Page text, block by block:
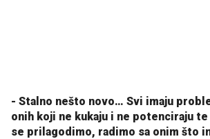
- Stalno nešto novo… Svi imaju
onih koji ne kukaju i ne potenciraju
se prilagodimo, radimo sa onim što